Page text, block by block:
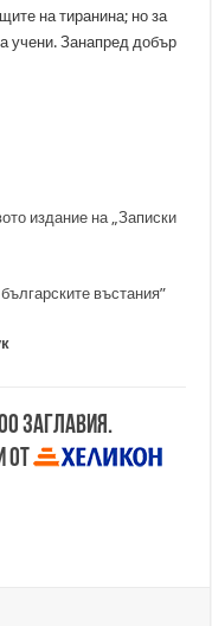
на тиранина; но за
учени. Занапред добър
издание на „Записки
въстания”
заглавия.
от